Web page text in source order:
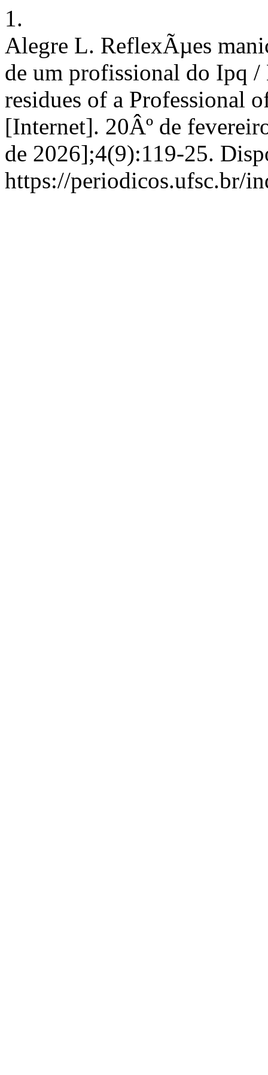
1.
Alegre L. ReflexÃµes
de um profissional do Ipq
residues of a Professional
[Internet]. 20Âº de
de 2026];4(9):119-25.
https://periodicos.ufsc.br/